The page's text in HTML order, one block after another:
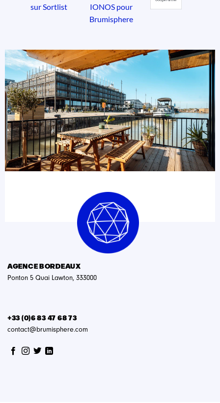
AGENCE BORDEAUX
Ponton 5 Quai Lawton, 333000
+33 (0)6 83 47 68 73
contact@brumisphere.com